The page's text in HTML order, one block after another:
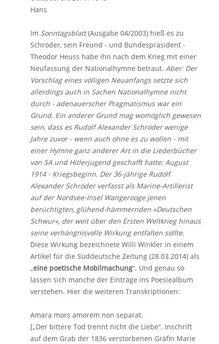
Hans
Im Sonntagsblatt(Ausgabe 04/2003) hieß es zu
Schröder, sein Freund - und Bundespräsident -
Theodor Heuss habe ihn nach dem Krieg mit einer
Neufassung der Nationalhymne betraut. Aber: Der
Vorschlag eines völligen Neuanfangs setzte sich
allerdings auch in Sachen Nationalhymne nicht
durch - adenauerscher Pragmatismus war ein
Grund. Ein anderer Grund mag womöglich gewesen
sein, dass es Rudolf Alexander Schröder wenige
Jahre zuvor - wenn auch ohne es zu wollen - mit
einer Hymne ganz anderer Art in die Liederbücher
von SA und Hitlerjugend geschafft hatte: August
1914 - Kriegsbeginn. Der 36-jährige Rudolf
Alexander Schröder verfasst als Marine-Artillerist
auf der Nordsee-Insel Wangerooge jenen
berüchtigten, glühend-hämmernden »Deutschen
Schwur«, der weit über den Ersten Weltkrieg hinaus
seine verhängnisvolle Wirkung entfalten sollte.
Diese Wirkung bezeichnete Willi Winkler in einem
Artikel für die Süddeutsche Zeitung (28.03.2014) als
„eine poetische Mobilmachung“. Und genau so
lassen sich manche der Einträge ins Poesiealbum
verstehen. Hier die weiteren Transkriptionen:
Amara mors amorem non separat.
[„Der bittere Tod trennt nicht die Liebe“. Inschrift
auf dem Grab der 1836 verstorbenen Gräfin Marie